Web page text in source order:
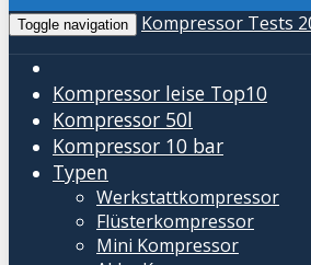
Toggle navigation Kompressor Tests
Kompressor leise Top10
Kompressor 50l
Kompressor 10 bar
Typen
Werkstattkompressor
Flüsterkompressor
Mini Kompressor